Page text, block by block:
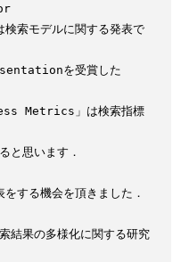
モデルに関する発表で
を受賞した
Metrics」は検索指標
と思います．
する機会を頂きました．
結果の多様化に関する研究